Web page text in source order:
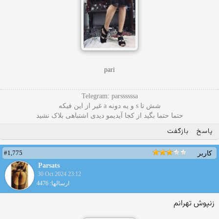
pari
Telegram: parssssssa
شش تا s و یه دونه a غیر از این فیکه
حتما حتما بگید از کجا آیدیمو دیدی اشتباهی بلاک نشید
پاسخ بازگفت
کاربر
#1,775
Parsats
30 Oct 2024 23:12
ارسالها: 4476
زنپوش تهرانم